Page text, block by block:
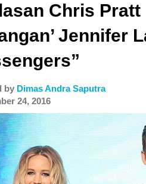
Chris Pratt
Jennifer
by Dimas Andra Saputra
24, 2016